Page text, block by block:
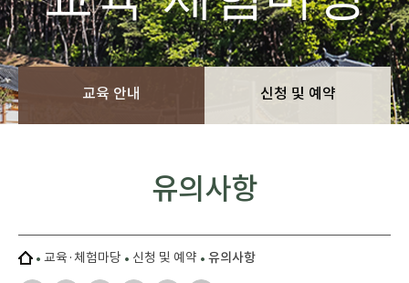
교육 안내 신청 및 예약
교육·체험마당 신청 및 예약 유의사항
유의사항